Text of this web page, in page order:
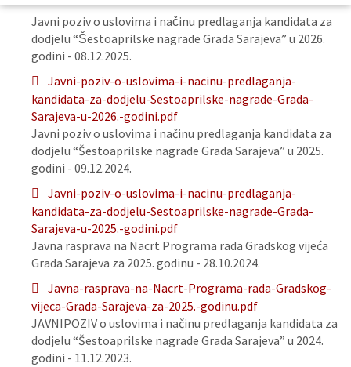
Javni poziv o uslovima i načinu predlaganja kandidata za
dodjelu “Šestoaprilske nagrade Grada Sarajeva” u 2026.
godini - 08.12.2025.
Javni-poziv-o-uslovima-i-nacinu-predlaganja-
kandidata-za-dodjelu-Sestoaprilske-nagrade-Grada-
Sarajeva-u-2026.-godini.pdf
Javni poziv o uslovima i načinu predlaganja kandidata za
dodjelu “Šestoaprilske nagrade Grada Sarajeva” u 2025.
godini - 09.12.2024.
Javni-poziv-o-uslovima-i-nacinu-predlaganja-
kandidata-za-dodjelu-Sestoaprilske-nagrade-Grada-
Sarajeva-u-2025.-godini.pdf
Javna rasprava na Nacrt Programa rada Gradskog vijeća
Grada Sarajeva za 2025. godinu - 28.10.2024.
Javna-rasprava-na-Nacrt-Programa-rada-Gradskog-
vijeca-Grada-Sarajeva-za-2025.-godinu.pdf
JAVNIPOZIV o uslovima i načinu predlaganja kandidata za
dodjelu “Šestoaprilske nagrade Grada Sarajeva” u 2024.
godini - 11.12.2023.